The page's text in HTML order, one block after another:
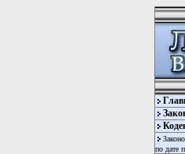
по дате